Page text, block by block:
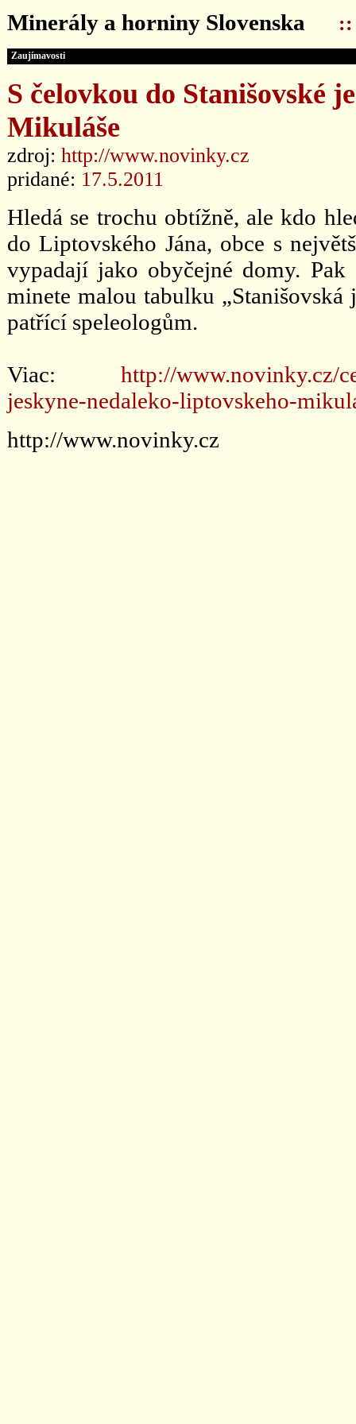
Minerály a horniny Slovenska ::
Zaujímavosti
S čelovkou do Stanišovské
Mikuláše
zdroj: http://www.novinky.cz
pridané: 17.5.2011
Hledá se trochu obtížně, ale kdo
do Liptovského Jána, obce s
vypadají jako obyčejné domy.
minete malou tabulku „Stanišovská
patřící speleologům.
Viac: http://www.novinky.cz/
jeskyne-nedaleko-liptovskeho-
http://www.novinky.cz